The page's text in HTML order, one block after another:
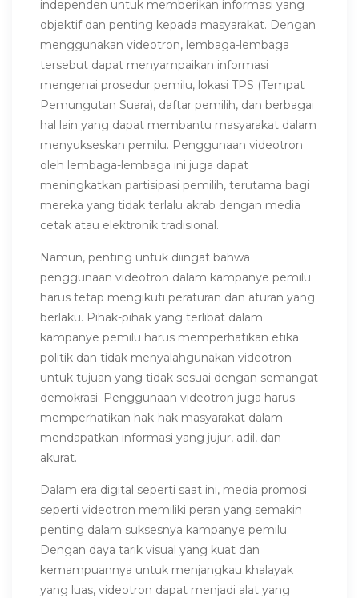
independen untuk memberikan informasi yang
objektif dan penting kepada masyarakat. Dengan
menggunakan videotron, lembaga-lembaga
tersebut dapat menyampaikan informasi
mengenai prosedur pemilu, lokasi TPS (Tempat
Pemungutan Suara), daftar pemilih, dan berbagai
hal lain yang dapat membantu masyarakat dalam
menyukseskan pemilu. Penggunaan videotron
oleh lembaga-lembaga ini juga dapat
meningkatkan partisipasi pemilih, terutama bagi
mereka yang tidak terlalu akrab dengan media
cetak atau elektronik tradisional.
Namun, penting untuk diingat bahwa
penggunaan videotron dalam kampanye pemilu
harus tetap mengikuti peraturan dan aturan yang
berlaku. Pihak-pihak yang terlibat dalam
kampanye pemilu harus memperhatikan etika
politik dan tidak menyalahgunakan videotron
untuk tujuan yang tidak sesuai dengan semangat
demokrasi. Penggunaan videotron juga harus
memperhatikan hak-hak masyarakat dalam
mendapatkan informasi yang jujur, adil, dan
akurat.
Dalam era digital seperti saat ini, media promosi
seperti videotron memiliki peran yang semakin
penting dalam suksesnya kampanye pemilu.
Dengan daya tarik visual yang kuat dan
kemampuannya untuk menjangkau khalayak
yang luas, videotron dapat menjadi alat yang